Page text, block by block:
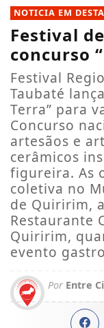
NOTICIA EM
Festival
concurso
Festival
Taubaté
Terra” para
Concurso
artesãos e
cerâmicos
figureira. As
coletiva no
de Quiririm,
Restaurante
Quiririm,
evento
Por Entre